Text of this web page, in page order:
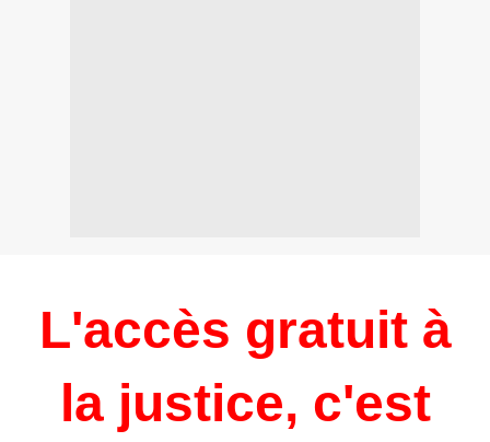
L'accès gratuit à
la justice, c'est